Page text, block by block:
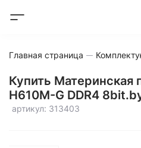
Главная страница
Купить Материнская
H610M-G DDR4
артикул: 313403